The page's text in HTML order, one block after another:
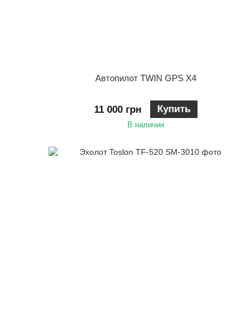
Автопилот TWIN GPS X4
11 000 грн Купить
В наличии